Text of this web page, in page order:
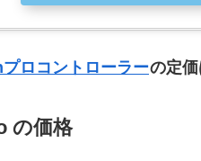
ロコントローラーの定価
の価格